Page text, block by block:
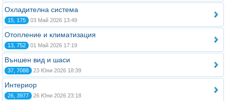
Охладителна система
15, 175 03 Май 2026 13:49
Отопление и климатизация
13, 752 01 Май 2026 17:19
Външен вид и шаси
37, 7088 23 Юни 2026 18:39
Интериор
26, 3977 26 Юни 2026 23:18